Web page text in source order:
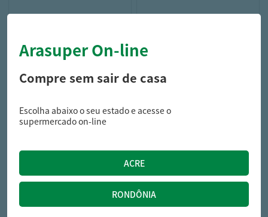
R$ 2,19
Arasuper On-line
Compre sem sair de casa
Escolha abaixo o seu estado e acesse o
supermercado on-line